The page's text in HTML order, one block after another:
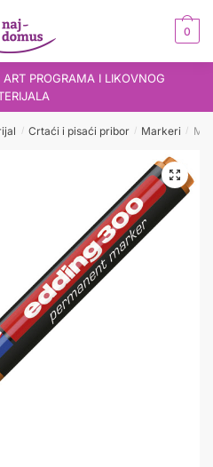
0
PROGRAMA I LIKOVNOG
/ Crtaći i pisaći pribor / Markeri /